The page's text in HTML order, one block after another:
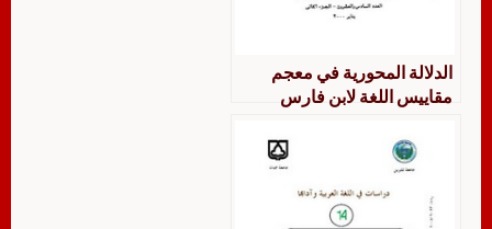
الدلالة المحورية في معجم
مقاييس اللغة لابن فارس